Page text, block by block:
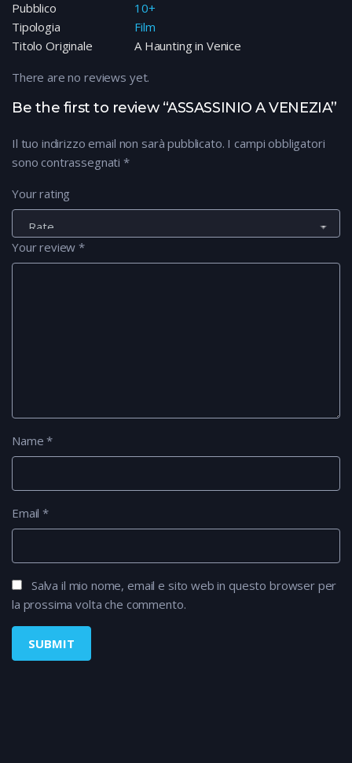
Pubblico
10+
Tipologia
Film
Titolo Originale
A Haunting in Venice
Be the first to review “ASSASSINIO A VENEZIA”
Il tuo indirizzo email non sarà pubblicato. I campi obbligatori
sono contrassegnati *
Your rating
Your review*
Name*
Email*
Salva il mio nome, email e sito web in questo browser per
la prossima volta che commento.
There are no reviews yet.